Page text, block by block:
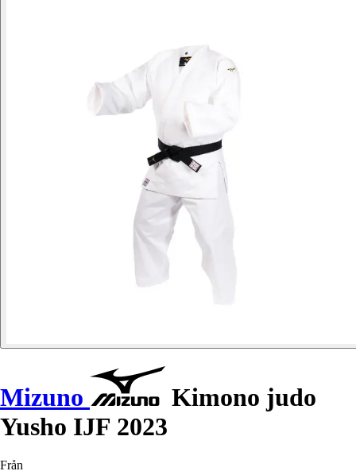
Mizuno
Kimono judo
Yusho IJF 2023
Från